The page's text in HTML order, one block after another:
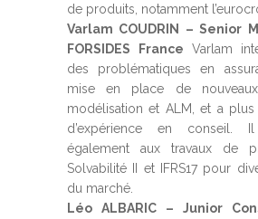
de produits, notamment
Varlam COUDRIN – Senior
FORSIDES France Varlam
des problématiques en
mise en place de nouveaux
modélisation et ALM, et a
d’expérience en conseil.
également aux travaux de
Solvabilité II et IFRS17 pour
du marché.
Léo ALBARIC – Junior